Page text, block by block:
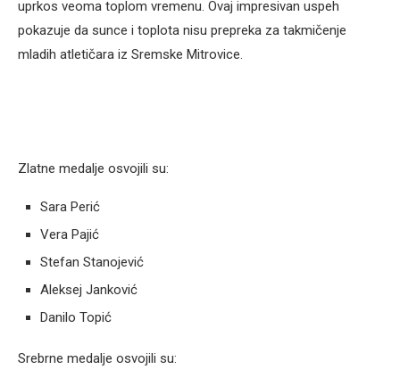
uprkos veoma toplom vremenu. Ovaj impresivan uspeh
pokazuje da sunce i toplota nisu prepreka za takmičenje
mladih atletičara iz Sremske Mitrovice.
Zlatne medalje osvojili su:
Sara Perić
Vera Pajić
Stefan Stanojević
Aleksej Janković
Danilo Topić
Srebrne medalje osvojili su: